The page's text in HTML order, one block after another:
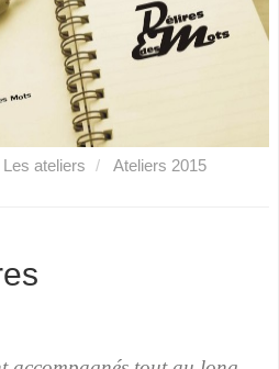
Les ateliers
Ateliers 2015